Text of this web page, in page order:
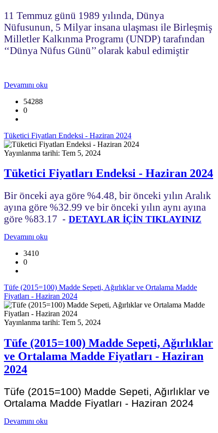
11 Temmuz günü 1989 yılında, Dünya
Nüfusunun, 5 Milyar insana ulaşması ile Birleşmiş
Milletler Kalkınma Programı (UNDP) tarafından
‘‘Dünya Nüfus Günü’’ olarak kabul edimiştir
Devamını oku
54288
0
Tüketici Fiyatları Endeksi - Haziran 2024
Yayınlanma tarihi: Tem 5, 2024
Tüketici Fiyatları Endeksi - Haziran 2024
Bir önceki aya göre %4.48, bir önceki yılın Aralık
ayına göre %32.99 ve bir önceki yılın aynı ayına
göre %83.17 - DETAYLAR İÇİN TIKLAYINIZ
Devamını oku
3410
0
Tüfe (2015=100) Madde Sepeti, Ağırlıklar ve Ortalama Madde
Fiyatları - Haziran 2024
Yayınlanma tarihi: Tem 5, 2024
Tüfe (2015=100) Madde Sepeti, Ağırlıklar
ve Ortalama Madde Fiyatları - Haziran
2024
Tüfe (2015=100) Madde Sepeti, Ağırlıklar ve
Ortalama Madde Fiyatları - Haziran 2024
Devamını oku